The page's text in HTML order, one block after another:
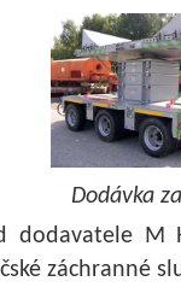
Dodávka
dodavatele
záchranné